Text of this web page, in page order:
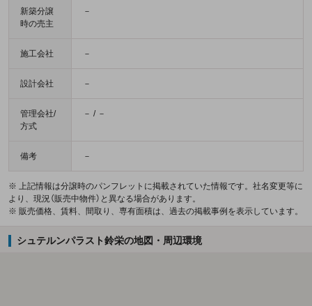
新築分譲
時の売主
－
施工会社 －
設計会社 －
管理会社/
方式
－ / －
備考 －
※ 上記情報は分譲時のパンフレットに掲載されていた情報です。社名変更等に
より、現況（販売中物件）と異なる場合があります。
※ 販売価格、賃料、間取り、専有面積は、過去の掲載事例を表示しています。
シュテルンパラスト鈴栄の地図・周辺環境